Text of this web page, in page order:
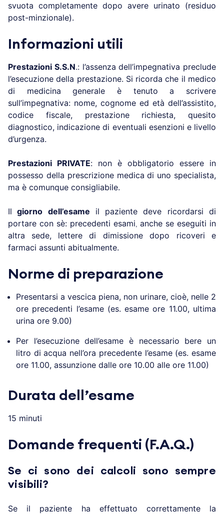
svuota completamente dopo avere urinato (residuo
post-minzionale).
Informazioni utili
Prestazioni S.S.N.: l’assenza dell’impegnativa preclude
l’esecuzione della prestazione. Si ricorda che il medico
di medicina generale è tenuto a scrivere
sull’impegnativa: nome, cognome ed età dell’assistito,
codice fiscale, prestazione richiesta, quesito
diagnostico, indicazione di eventuali esenzioni e livello
d’urgenza.
Prestazioni PRIVATE: non è obbligatorio essere in
possesso della prescrizione medica di uno specialista,
ma è comunque consigliabile.
Il giorno dell’esame il paziente deve ricordarsi di
portare con sè: precedenti esami, anche se eseguiti in
altra sede,
lettere di dimissione dopo ricoveri e
farmaci assunti abitualmente.
Norme di preparazione
Presentarsi a vescica piena, non urinare, cioè, nelle 2
ore precedenti l’esame (es. esame ore 11.00, ultima
urina ore 9.00)
Per l’esecuzione dell’esame è necessario bere un
litro di acqua nell’ora precedente l’esame (es. esame
ore 11.00, assunzione dalle ore 10.00 alle ore 11.00)
Durata dell’esame
15 minuti
Domande frequenti (F.A.Q.)
Se ci sono dei calcoli sono sempre
visibili?
Se il paziente ha effettuato correttamente la